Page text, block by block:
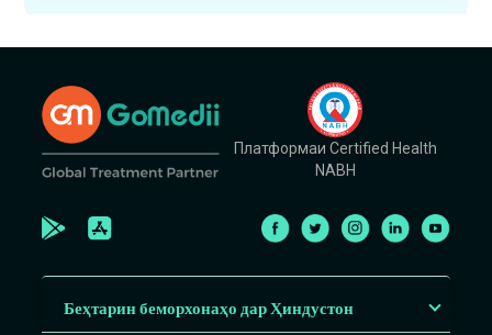
Платформаи Certified Health
NABH
Беҳтарин беморхонаҳо дар Ҳиндустон